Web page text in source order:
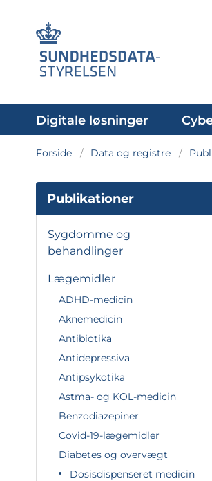
Digitale løsninger
Forside Data og registre
Publikationer
Sygdomme og
behandlinger
Lægemidler
ADHD-medicin
Aknemedicin
Antibiotika
Antidepressiva
Antipsykotika
Astma- og KOL-medicin
Benzodiazepiner
Covid-19-lægemidler
Diabetes og overvægt
Dosisdispenseret medicin